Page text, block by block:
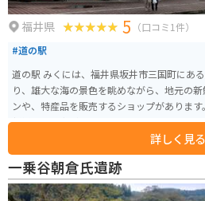
福井県 5 （口コミ1件）
#道の駅
道の駅 みくには、福井県坂井市三国町にあ
り、雄大な海の景色を眺めながら、地元の
ンや、特産品を販売するショップがあります。 海鮮市場では、地元で獲れ
新鮮な魚介類が販売されており、その場で
あります。お土産には、越前がにや若狭ふ
また、バイクで訪れる際は、日本海沿いの
めです。特に、道の駅 みくにから東尋坊に
景色が楽しめ、バイク乗りにとって人気の
詳しく見る
一乗谷朝倉氏遺跡